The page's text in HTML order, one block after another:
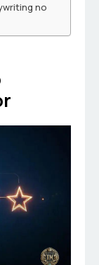
no